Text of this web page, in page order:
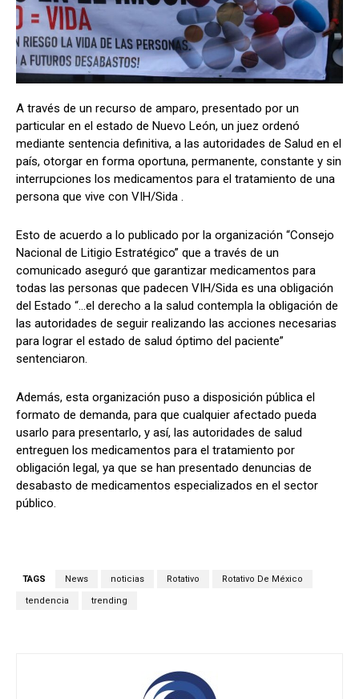
A través de un recurso de amparo, presentado por un
particular en el estado de Nuevo León, un juez ordenó
mediante sentencia definitiva, a las autoridades de Salud en el
país, otorgar en forma oportuna, permanente, constante y sin
interrupciones los medicamentos para el tratamiento de una
persona que vive con VIH/Sida .
Esto de acuerdo a lo publicado por la organización “Consejo
Nacional de Litigio Estratégico” que a través de un
comunicado aseguró que garantizar medicamentos para
todas las personas que padecen VIH/Sida es una obligación
del Estado “…el derecho a la salud contempla la obligación de
las autoridades de seguir realizando las acciones necesarias
para lograr el estado de salud óptimo del paciente”
sentenciaron.
Además, esta organización puso a disposición pública el
formato de demanda, para que cualquier afectado pueda
usarlo para presentarlo, y así, las autoridades de salud
entreguen los medicamentos para el tratamiento por
obligación legal, ya que se han presentado denuncias de
desabasto de medicamentos especializados en el sector
público.
TAGS News noticias Rotativo Rotativo De México
tendencia trending